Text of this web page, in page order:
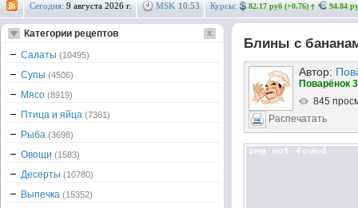
Сегодня: 9 августа 2026 г. MSK 10:53 Курсы: 82.17 руб (+0.76) 94.84
Блины с
Автор:
Поварёнок
845
Распечатать
Категории рецептов
Салаты (10495)
Супы (4506)
Мясо (8919)
Птица и яйца (7361)
Рыба (3698)
Овощи (1583)
Десерты (10780)
Выпечка (15352)